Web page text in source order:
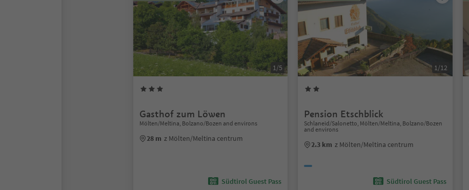
1/5
Gasthof zum Löwen
Mölten/Meltina, Bolzano/Bozen and environs
28 m z Mölten/Meltina centrum
Südtirol Guest Pass
1/12
Pension Etschblick
Schlaneid/Salonetto, Mölten/Meltina, Bolzano/Bozen
and environs
2.3 km z Mölten/Meltina centrum
Südtirol Guest Pass